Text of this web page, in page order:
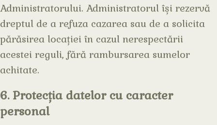
Administratorului. Administratorul își rezervă
dreptul de a refuza cazarea sau de a solicita
părăsirea locației în cazul nerespectării
acestei reguli, fără rambursarea sumelor
achitate.
6. Protecția datelor cu caracter
personal